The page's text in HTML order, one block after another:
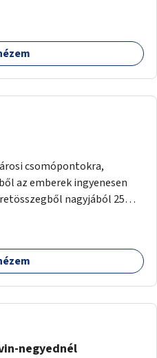
csomópontokra,
az emberek ingyenesen
nagyjából 25
negyednél